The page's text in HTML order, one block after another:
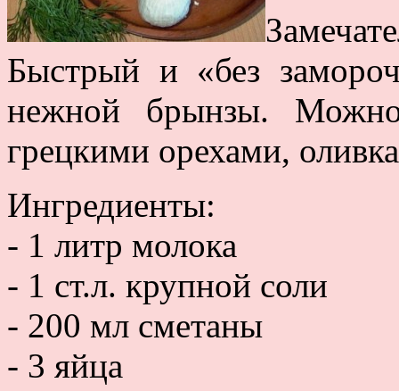
Быстрый и «без
нежной брынзы.
грецкими орехами,
Ингредиенты:
- 1 литр молока
- 1 ст.л. крупной соли
- 200 мл сметаны
- 3 яйца